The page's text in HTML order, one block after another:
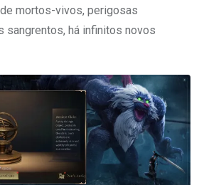
mortos-vivos, perigosas
sangrentos, há infinitos novos